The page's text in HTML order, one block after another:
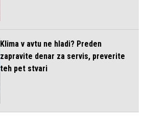
Klima v avtu ne hladi? Preden
zapravite denar za servis, preverite
teh pet stvari